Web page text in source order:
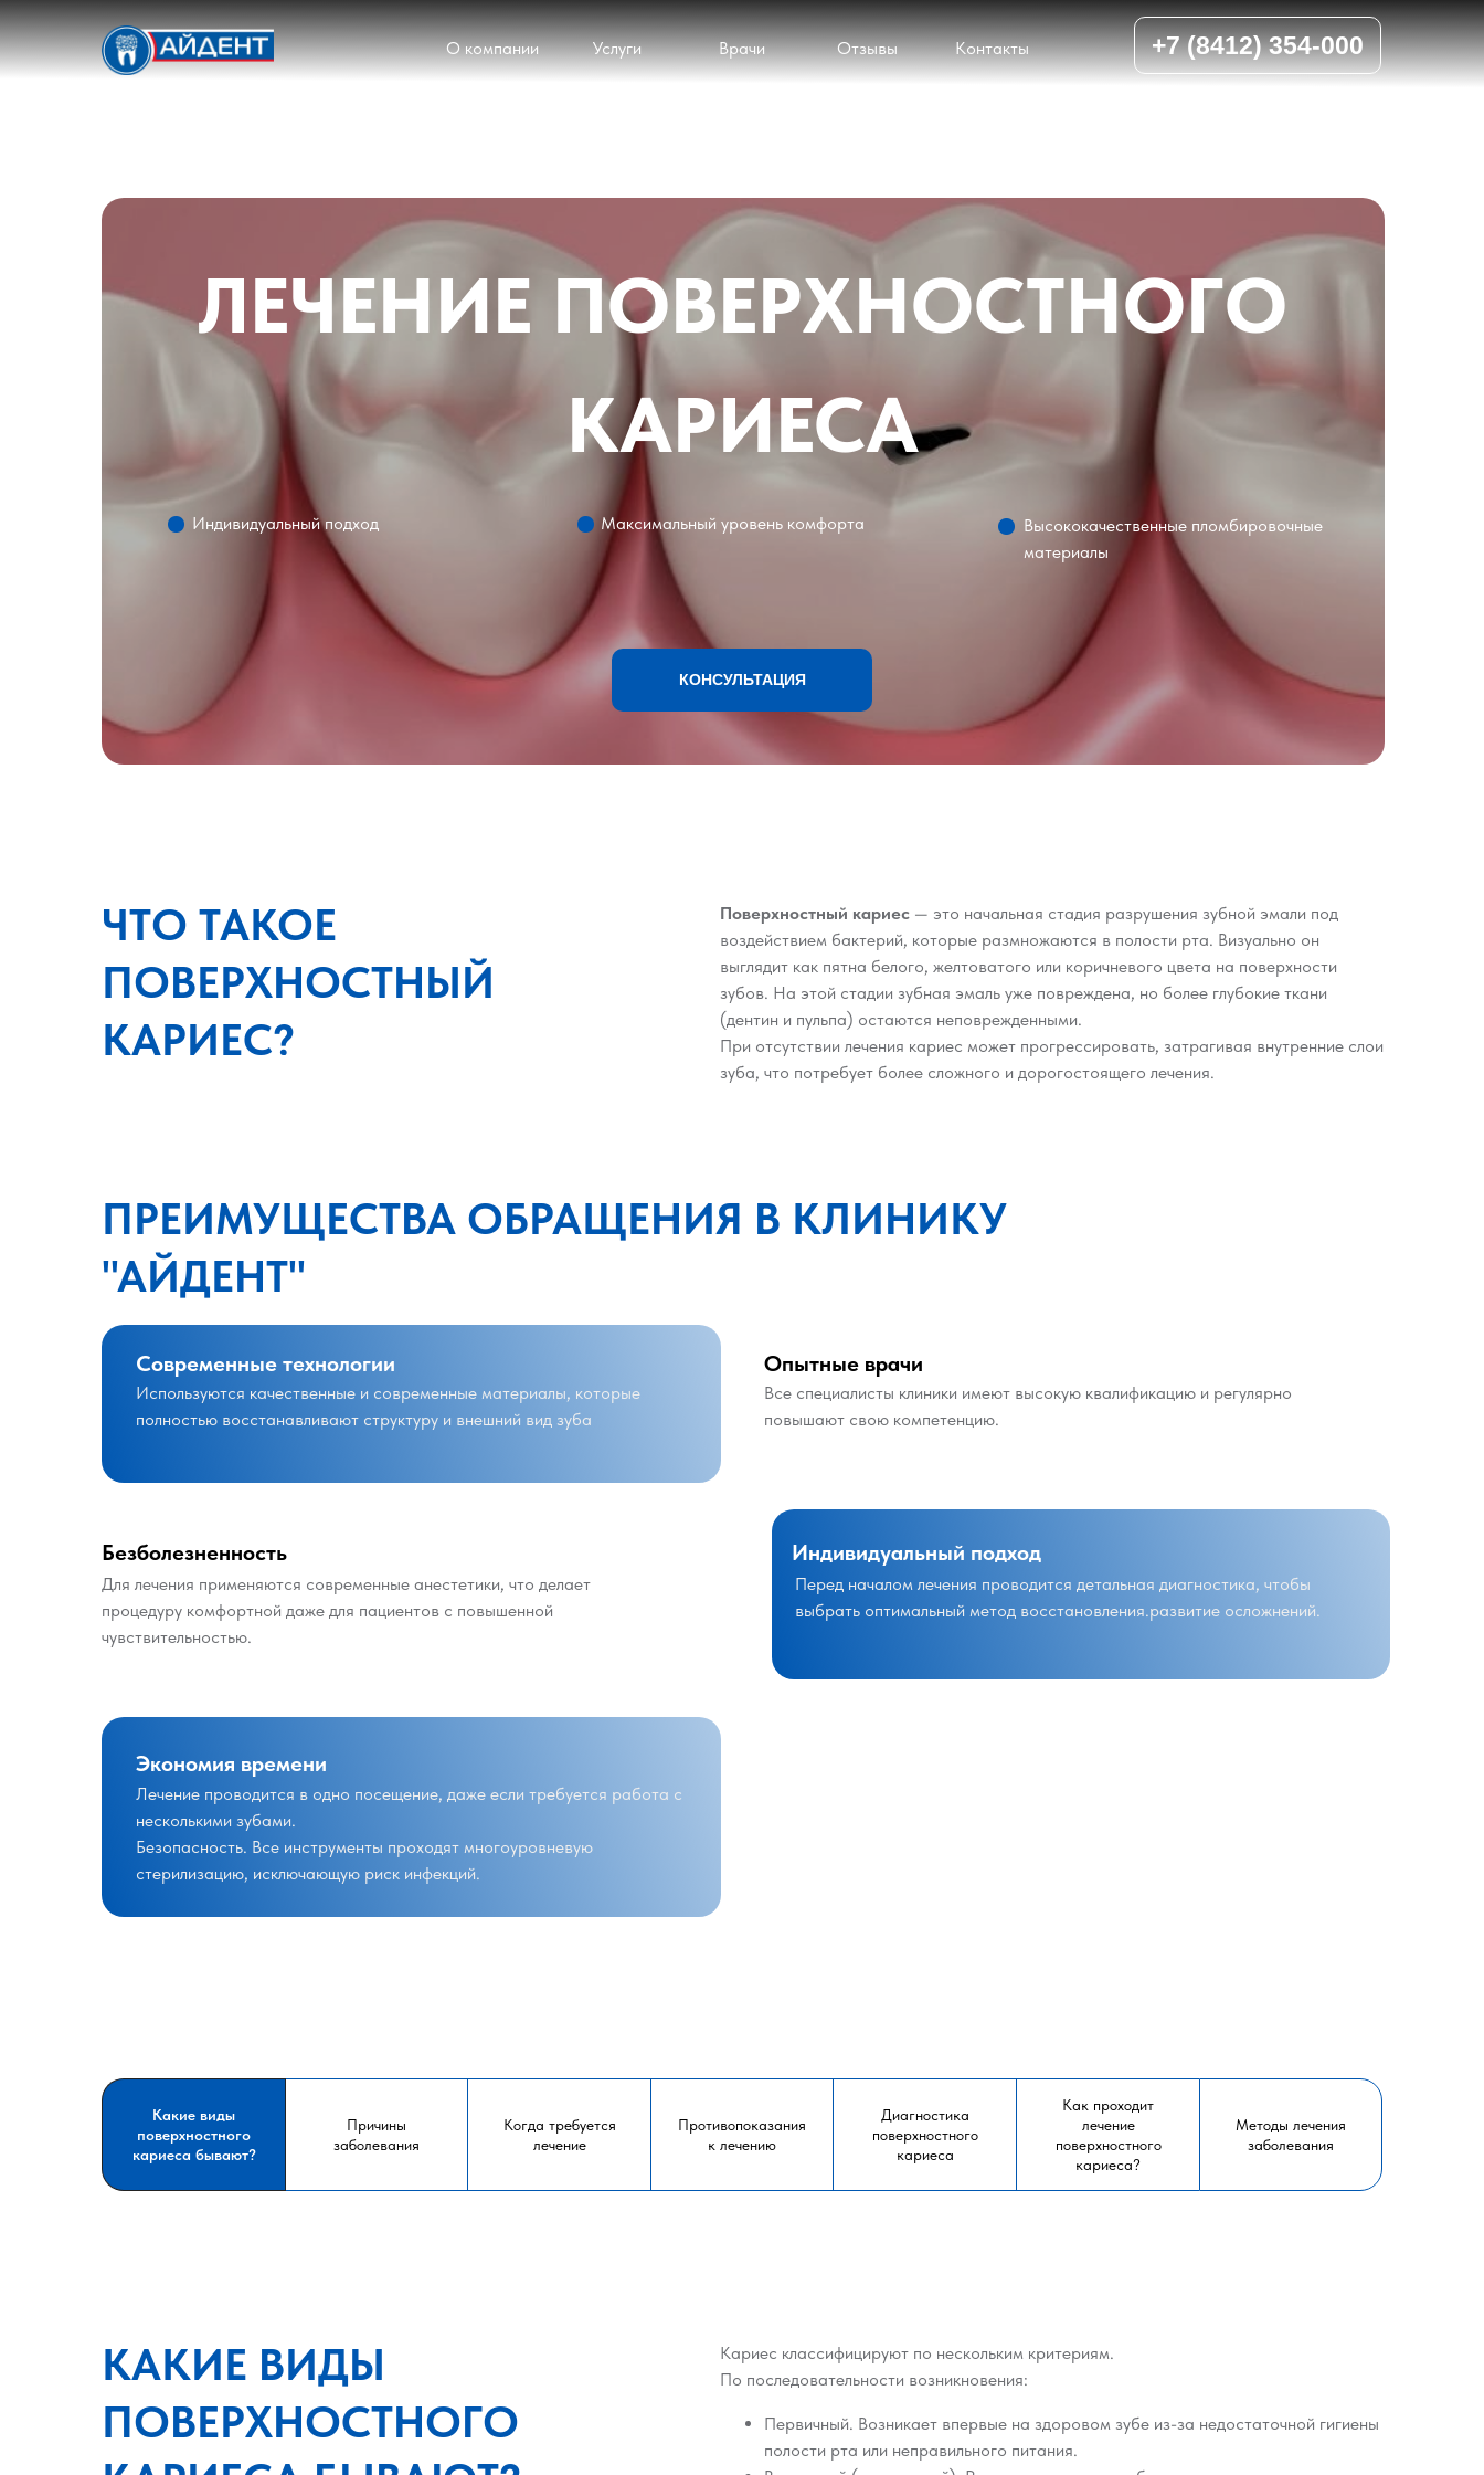
+7 (8412) 354-000
Услуги Врачи
О компании Контакты
Отзывы
ЛЕЧЕНИЕ ПОВЕРХНОСТНОГО
КАРИЕСА
КОНСУЛЬТАЦИЯ
Индивидуальный подход Максимальный уровень комфорта
Высококачественные пломбировочные
материалы
ЧТО ТАКОЕ
ПОВЕРХНОСТНЫЙ
КАРИЕС?
Поверхностный кариес — это начальная стадия разрушения зубной эмали под
воздействием бактерий, которые размножаются в полости рта. Визуально он
выглядит как пятна белого, желтоватого или коричневого цвета на поверхности
зубов. На этой стадии зубная эмаль уже повреждена, но более глубокие ткани
(дентин и пульпа) остаются неповрежденными.
При отсутствии лечения кариес может прогрессировать, затрагивая внутренние слои
зуба, что потребует более сложного и дорогостоящего лечения.
ПРЕИМУЩЕСТВА ОБРАЩЕНИЯ В КЛИНИКУ
"АЙДЕНТ"
Современные технологии
Используются качественные и современные материалы, которые
полностью восстанавливают структуру и внешний вид зуба
Индивидуальный подход
Перед началом лечения проводится детальная диагностика, чтобы
выбрать оптимальный метод восстановления.развитие осложнений.
Опытные врачи
Все специалисты клиники имеют высокую квалификацию и регулярно
повышают свою компетенцию.
Безболезненность
Для лечения применяются современные анестетики, что делает
процедуру комфортной даже для пациентов с повышенной
чувствительностью.
Экономия времени
Лечение проводится в одно посещение, даже если требуется работа с
несколькими зубами.
Безопасность. Все инструменты проходят многоуровневую
стерилизацию, исключающую риск инфекций.
Какие виды
поверхностного
кариеса бывают?
Причины
заболевания
Когда требуется
лечение
Противопоказания
к лечению
Диагностика
поверхностного
кариеса
Как проходит
лечение
поверхностного
кариеса?
Методы лечения
заболевания
КАКИЕ ВИДЫ
ПОВЕРХНОСТНОГО
Кариес классифицируют по нескольким критериям.
По последовательности возникновения:
Первичный. Возникает впервые на здоровом зубе из-за недостаточной гигиены
полости рта или неправильного питания.